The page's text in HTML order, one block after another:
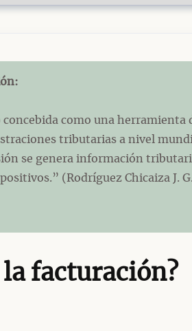
como una herramienta
tributarias a nivel
se genera información
(Rodríguez Chicaiza J.
la facturación?